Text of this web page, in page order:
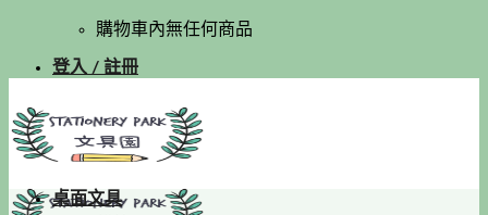
購物車內無任何商品
登入 / 註冊
桌面文具